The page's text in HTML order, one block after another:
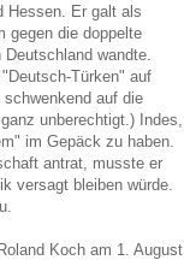
Hessen. Er galt als
gegen die doppelte
wandte.
Türken" auf
auf die
unberechtigt.) Indes,
im Gepäck zu haben.
antrat, musste er
versagt bleiben würde.
Koch am 1. August